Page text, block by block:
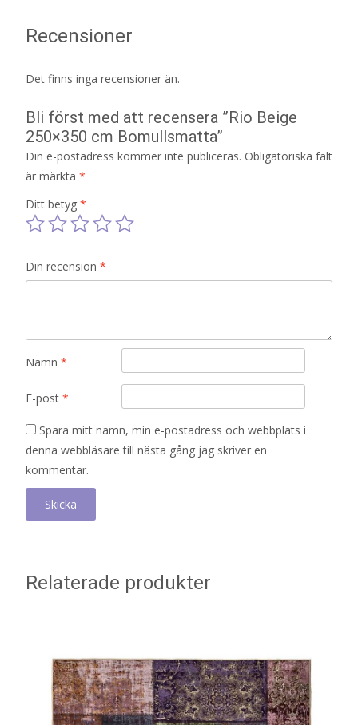
Recensioner
Det finns inga recensioner än.
Bli först med att recensera ”Rio Beige
250×350 cm Bomullsmatta”
Din e-postadress kommer inte publiceras. Obligatoriska fält
är märkta *
Ditt betyg *
Din recension *
Namn *
E-post *
Spara mitt namn, min e-postadress och webbplats i
denna webbläsare till nästa gång jag skriver en
kommentar.
Relaterade produkter